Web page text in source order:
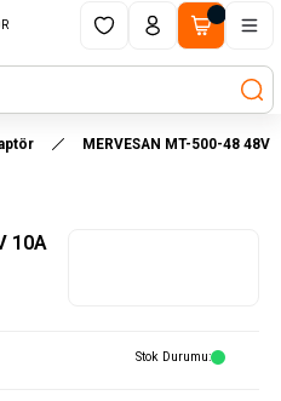
- ÇALIŞTIR
MERVESAN MT-500-48 48V
10A
Stok Durumu